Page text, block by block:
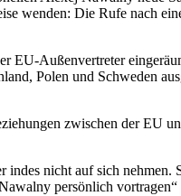
wenden: Die Rufe nach
EU-Außenvertreter
Polen und Schweden
zwischen der EU
nicht auf sich nehmen.
persönlich